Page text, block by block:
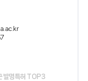
발명특허 TOP3